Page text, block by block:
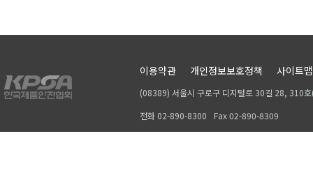
이용약관 개인정보보호정책 사이트맵
(08389) 서울시 구로구 디지털로 30길 28, 310
전화 02-890-8300
Fax 02-890-8309